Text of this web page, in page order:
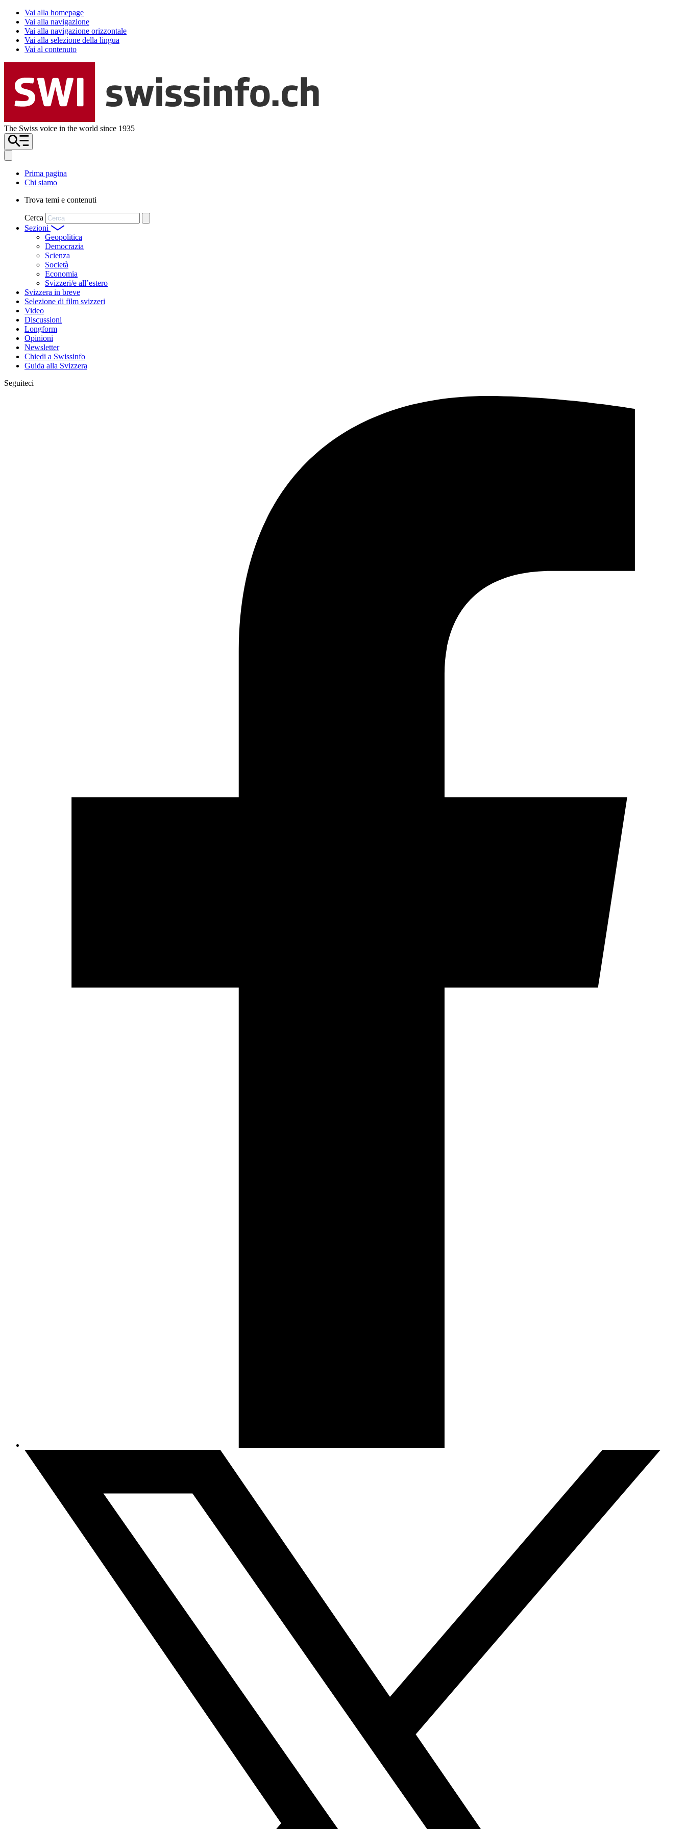
Vai alla homepage
Vai alla navigazione
Vai alla navigazione orizzontale
Vai alla selezione della lingua
Vai al contenuto
The Swiss voice in the world since 1935
Prima pagina
Chi siamo
Trova temi e contenuti
Cerca
Sezioni
Geopolitica
Democrazia
Scienza
Società
Economia
Svizzeri/e all’estero
Svizzera in breve
Selezione di film svizzeri
Video
Discussioni
Longform
Opinioni
Newsletter
Chiedi a Swissinfo
Guida alla Svizzera
Seguiteci